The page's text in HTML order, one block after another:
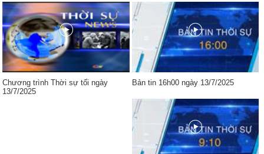
Chương trình Thời sự tối ngày
13/7/2025
Bản tin 16h00 ngày 13/7/2025